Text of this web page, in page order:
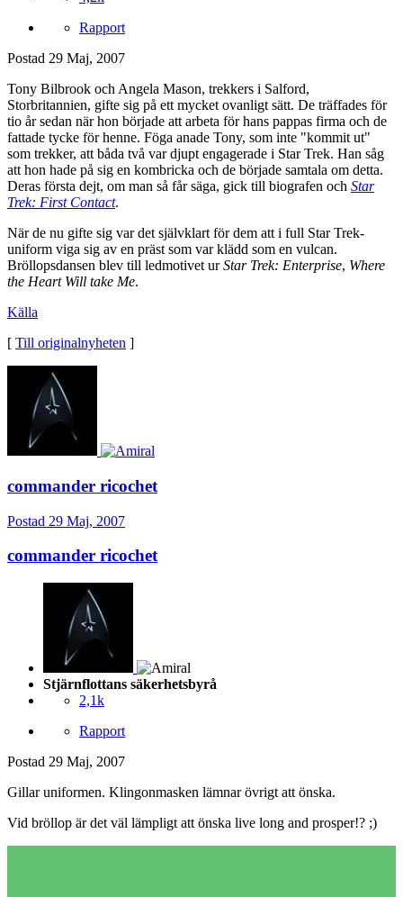
Rapport
Postad 29 Maj, 2007
Tony Bilbrook och Angela Mason, trekkers i Salford,
Storbritannien, gifte sig på ett mycket ovanligt sätt. De träffades för
tio år sedan när hon började att arbeta för hans pappas firma och de
fattade tycke för henne. Föga anade Tony, som inte "kommit ut"
som trekker, att båda två var djupt engagerade i Star Trek. Han såg
att hon hade på sig en kombricka och de började samtala om detta.
Deras första dejt, om man så får säga, gick till biografen och Star
Trek: First Contact.
När de nu gifte sig var det självklart för dem att i full Star Trek-
uniform viga sig av en präst som var klädd som en vulcan.
Bröllopsdansen blev till ledmotivet urStar Trek: Enterprise, Where
the Heart Will take Me.
Källa
[ Till originalnyheten ]
commander ricochet
Postad 29 Maj, 2007
commander ricochet
Stjärnflottans säkerhetsbyrå
2,1k
Rapport
Postad 29 Maj, 2007
Gillar uniformen. Klingonmasken lämnar övrigt att önska.
Vid bröllop är det väl lämpligt att önska live long and prosper!? ;)